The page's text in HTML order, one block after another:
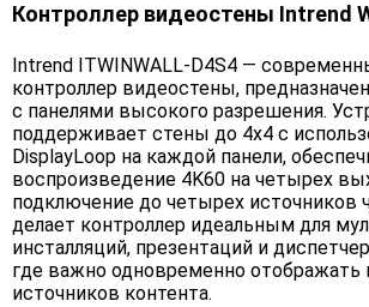
Контроллер видеостены Intrend
Intrend ITWINWALL-D4S4 —
контроллер видеостены,
с панелями высокого разрешения.
поддерживает стены до 4х4 с
DisplayLoop на каждой панели,
воспроизведение 4K60 на четырех
подключение до четырех источников
делает контроллер идеальным для
инсталляций, презентаций и
где важно одновременно отображать
источников контента.